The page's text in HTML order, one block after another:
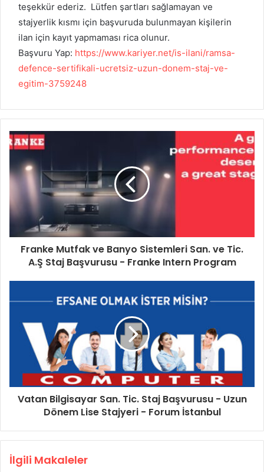
teşekkür ederiz. Lütfen şartları sağlamayan ve
stajyerlik kısmı için başvuruda bulunmayan kişilerin
ilan için kayıt yapmaması rica olunur.
Başvuru Yap: https://www.kariyer.net/is-ilani/ramsa-
defence-sertifikali-ucretsiz-uzun-donem-staj-ve-
egitim-3759248
Franke Mutfak ve Banyo Sistemleri San. ve Tic.
A.Ş Staj Başvurusu - Franke Intern Program
Vatan Bilgisayar San. Tic. Staj Başvurusu - Uzun
Dönem Lise Stajyeri - Forum İstanbul
İlgili Makaleler